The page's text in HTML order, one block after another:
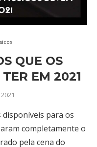
QUE OS
EM 2021
para os
completamente o
pela cena do